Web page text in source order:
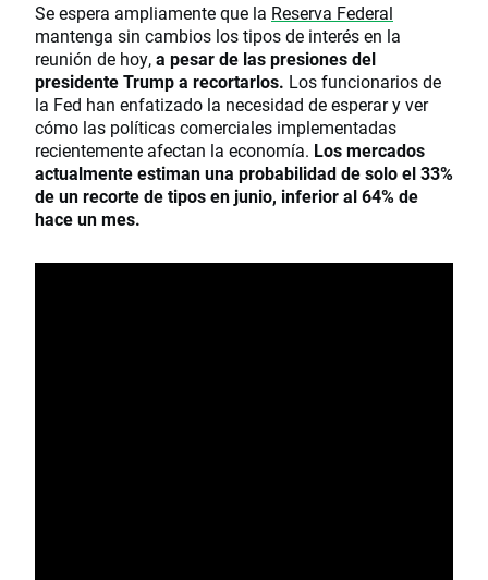
Se espera ampliamente que la Reserva Federal
mantenga sin cambios los tipos de interés en la
reunión de hoy,a pesar de las presiones del
presidente Trump a recortarlos. Los funcionarios de
la Fed han enfatizado la necesidad de esperar y ver
cómo las políticas comerciales implementadas
recientemente afectan la economía. Los mercados
actualmente estiman una probabilidad de solo el 33%
de un recorte de tipos en junio, inferior al 64% de
hace un mes.